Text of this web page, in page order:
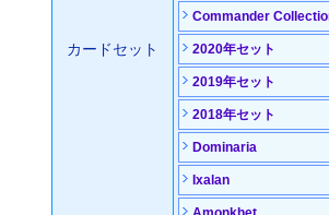
カードセット
Commander
2020年セット
2019年セット
2018年セット
Dominaria
Ixalan